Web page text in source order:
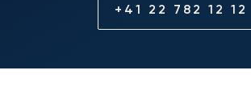
+41 22 782 12 12